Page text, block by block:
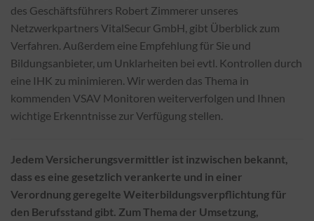
des Geschäftsführers Robert Zimmerer unseres
Netzwerkpartners VitalSecur GmbH, gibt Überblick zum
Verfahren. Außerdem eine Empfehlung für Sie und
Bildungsanbieter, um Unklarheiten bei evtl. Kontrollen durch
eine IHK zu minimieren. Wir werden das Thema in
kommenden VSAV Monitoren weiterverfolgen und Ihnen
wichtige Erkenntnisse zur Verfügung stellen.
Jedem Versicherungsvermittler ist inzwischen bekannt,
dass es eine gesetzlich verankerte und in einer
Verordnung geregelte Weiterbildungsverpflichtung für
den Berufsstand gibt. Zum Thema der Umsetzung,